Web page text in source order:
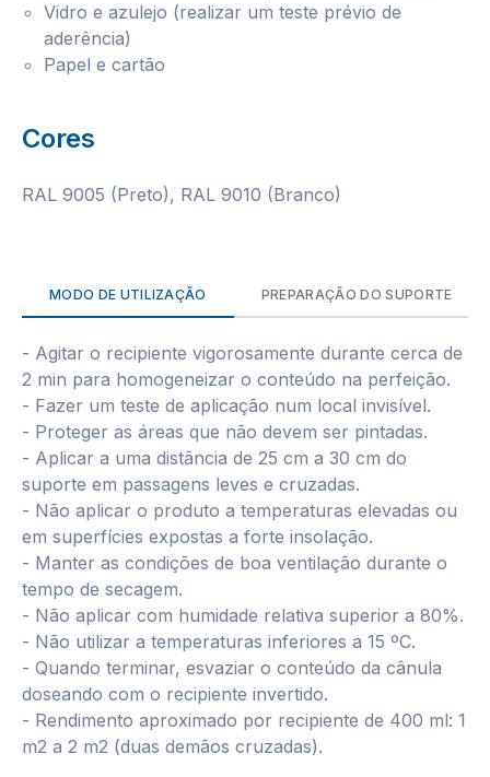
Vidro e azulejo (realizar um teste prévio de
aderência)
Papel e cartão
Cores
RAL 9005 (Preto), RAL 9010 (Branco)
MODO DE UTILIZAÇÃO PREPARAÇÃO DO SUPORTE
- Agitar o recipiente vigorosamente durante cerca de
2 min para homogeneizar o conteúdo na perfeição.
- Fazer um teste de aplicação num local invisível.
- Proteger as áreas que não devem ser pintadas.
- Aplicar a uma distância de 25 cm a 30 cm do
suporte em passagens leves e cruzadas.
- Não aplicar o produto a temperaturas elevadas ou
em superfícies expostas a forte insolação.
- Manter as condições de boa ventilação durante o
tempo de secagem.
- Não aplicar com humidade relativa superior a 80%.
- Não utilizar a temperaturas inferiores a 15 ºC.
- Quando terminar, esvaziar o conteúdo da cânula
doseando com o recipiente invertido.
- Rendimento aproximado por recipiente de 400 ml: 1
m2 a 2 m2 (duas demãos cruzadas).